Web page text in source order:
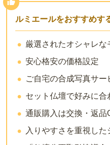
ルミエールをおすすめす
厳選されたオシャレな
安心格安の価格設定
ご自宅の合成写真サー
セット仏壇で好みに合
通販購入は交換・返品
入りやすさを重視した